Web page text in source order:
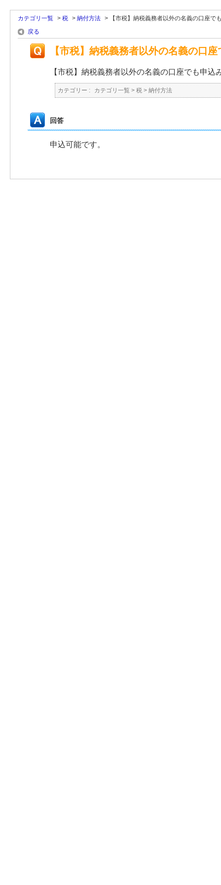
カテゴリ一覧 > 税 > 納付方法 >
【市税】納税義務者以外の名義の口座で
戻る
【市税】納税義務者以外の名義の口
【市税】納税義務者以外の名義の口座でも申込
カテゴリー : カテゴリ一覧 > 税 > 納付方法
回答
申込可能です。